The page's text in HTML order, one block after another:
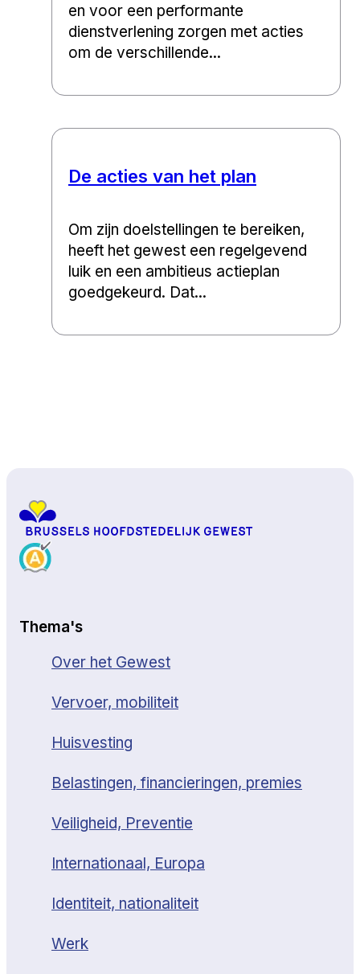
en voor een performante
dienstverlening zorgen met acties
om de verschillende...
De acties van het plan
Om zijn doelstellingen te bereiken,
heeft het gewest een regelgevend
luik en een ambitieus actieplan
goedgekeurd. Dat...
Thema's
Over het Gewest
Vervoer, mobiliteit
Huisvesting
Belastingen, financieringen, premies
Veiligheid, Preventie
Internationaal, Europa
Identiteit, nationaliteit
Werk